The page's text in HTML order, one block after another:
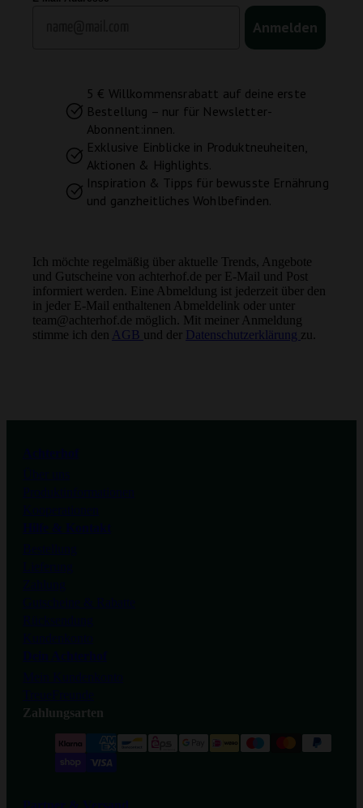
Anmelden
5 € Willkommensrabatt auf deine erste
Bestellung – nur für Newsletter-
Abonnent:innen.
Exklusive Einblicke in Produktneuheiten,
Aktionen & Highlights.
Inspiration & Tipps für bewusste Ernährung
und ganzheitliches Wohlbefinden.
Ich möchte regelmäßig über aktuelle Trends, Angebote
und Gutscheine von achterhof.de per E-Mail und Post
informiert werden. Eine Abmeldung ist jederzeit über den
in jeder E-Mail enthaltenen Abmeldelink oder unter
team@achterhof.de möglich. Mit meiner Anmeldung
stimme ich den AGB und der Datenschutzerklärung zu.
Instagram
Zahlungsarten